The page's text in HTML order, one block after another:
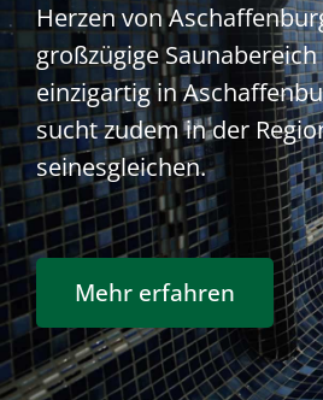
Herzen von
großzügige
einzigartig in
sucht zudem in der
seinesgleichen.
Mehr erfahren